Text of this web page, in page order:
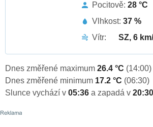
Pocitově: 28 °C
Vlhkost: 37 %
Vítr:
SZ, 6
Dnes změřené maximum 26.4 °C (14:00)
Dnes změřené minimum 17.2 °C (06:30)
Slunce vychází v 05:36 a zapadá v 20:30